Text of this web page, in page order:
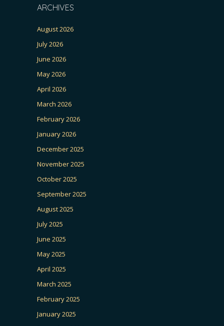
ARCHIVES
August 2026
July 2026
June 2026
May 2026
April 2026
March 2026
February 2026
January 2026
December 2025
November 2025
October 2025
September 2025
August 2025
July 2025
June 2025
May 2025
April 2025
March 2025
February 2025
January 2025